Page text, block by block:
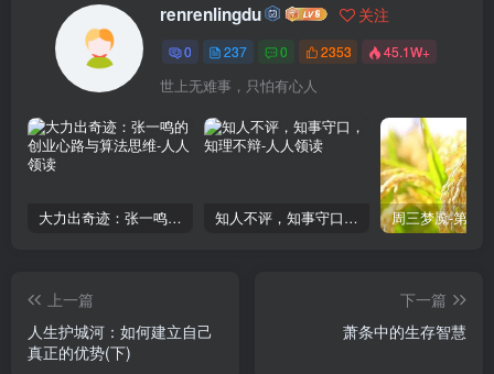
renrenlingdu 关注
0 237 0 2353 45.1W+
世上无难事，只怕有心人
大力出奇迹：张一鸣的创业心路与算法思维 知人不评，知事守口，知理不辩
上一篇
人生护城河：如何建立自己
真正的优势(下)
下一篇
萧条中的生存智慧